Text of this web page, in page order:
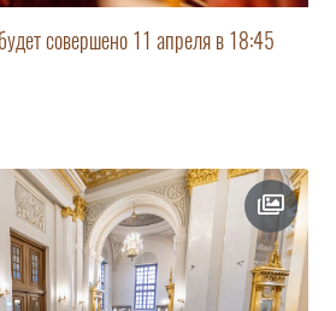
совершено 11 апреля в 18:45